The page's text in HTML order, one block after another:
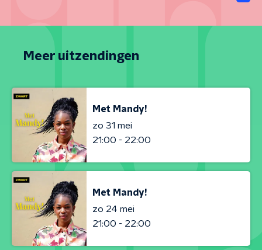
Meer uitzendingen
Met Mandy!
zo 31 mei
21:00 - 22:00
Met Mandy!
zo 24 mei
21:00 - 22:00